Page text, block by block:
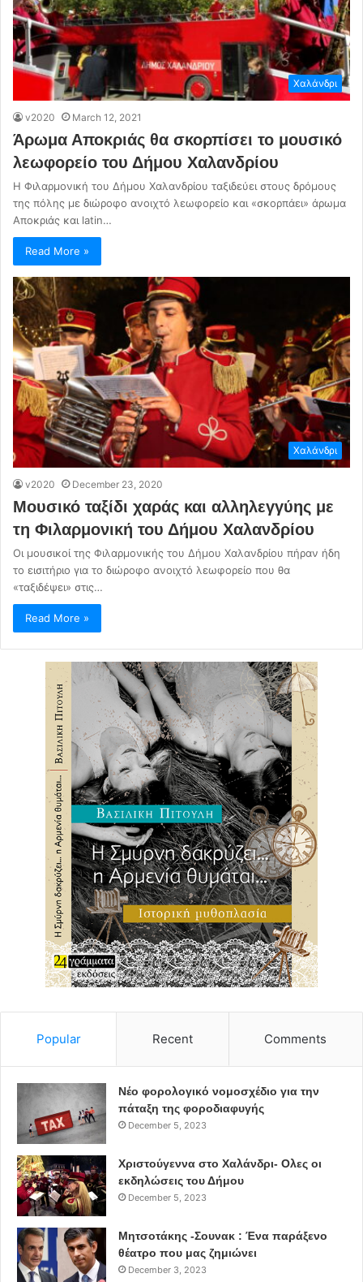
Χαλάνδρι
v2020 March 12, 2021
Άρωμα Αποκριάς θα σκορπίσει το μουσικό
λεωφορείο του Δήμου Χαλανδρίου
Η Φιλαρμονική του Δήμου Χαλανδρίου ταξιδεύει στους δρόμους
της πόλης με διώροφο ανοιχτό λεωφορείο και «σκορπάει» άρωμα
Αποκριάς και latin…
Read More »
Χαλάνδρι
v2020 December 23, 2020
Μουσικό ταξίδι χαράς και αλληλεγγύης με
τη Φιλαρμονική του Δήμου Χαλανδρίου
Οι μουσικοί της Φιλαρμονικής του Δήμου Χαλανδρίου πήραν ήδη
το εισιτήριο για το διώροφο ανοιχτό λεωφορείο που θα
«ταξιδέψει» στις…
Read More »
Popular Recent Comments
Νέο φορολογικό νομοσχέδιο για την
πάταξη της φοροδιαφυγής
December 5, 2023
Χριστούγεννα στο Χαλάνδρι- Ολες οι
εκδηλώσεις του Δήμου
December 5, 2023
Μητσοτάκης -Σουνακ : Ένα παράξενο
θέατρο που μας ζημιώνει
December 3, 2023